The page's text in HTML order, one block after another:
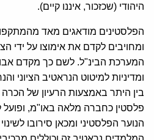
היהודי (שכזכור, איננו קיים).
הפלסטינים מודאגים מאד
ומחויבים לקדם את אימוצו על ידי
המערכת הבינ"ל. לשם כך מקדם אבו
ומדיניות למיטוט הנראטיב הציוני
בין היתר באמצעות הרעיון של
פלסטין כחברה מלאה באו"מ,
הנוער הפלסטיני ומכאן סירובו